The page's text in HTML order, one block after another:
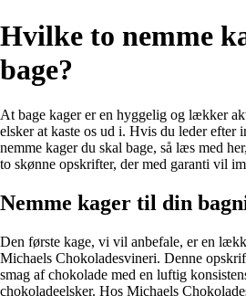
Hvilke to nemme
bage?
At bage kager er en hyggelig og lækker
elsker at kaste os ud i. Hvis du leder efter
nemme kager du skal bage, så læs med
to skønne opskrifter, der med garanti vil
Nemme kager til din
Den første kage, vi vil anbefale, er en
Michaels Chokoladesvineri. Denne
smag af chokolade med en luftig
chokoladeelsker. Hos Michaels